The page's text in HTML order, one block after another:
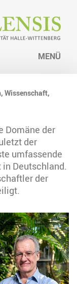
MENÜ
Wissenschaft,
Domäne der
der
umfassende
Deutschland.
der